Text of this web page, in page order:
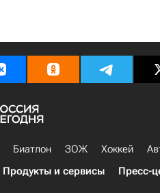
Биатлон ЗОЖ Хоккей
Продукты и сервисы Пресс-